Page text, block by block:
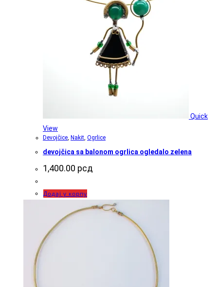
Quick
View
Devojčice Nakit Ogrlice
devojčica sa balonom ogrlica ogledalo zelena
1,400.00 рсд
Додај у корпу